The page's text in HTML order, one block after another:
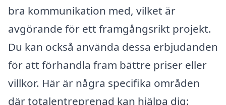
bra kommunikation med, vilket är
avgörande för ett framgångsrikt projekt.
Du kan också använda dessa erbjudanden
för att förhandla fram bättre priser eller
villkor. Här är några specifika områden
där totalentreprenad kan hjälpa dig: